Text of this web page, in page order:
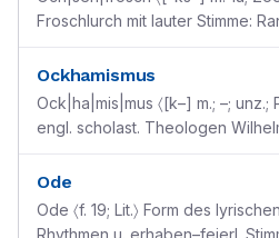
Froschlurch mit lauter Stimme:
Ockhamismus
Ock|ha|mis|mus 〈[k–] m.; –; unz.;
engl. scholast. Theologen
No...
Ode
Ode 〈f. 19; Lit.〉 Form des
Rhythmen u. erhaben–feierl.